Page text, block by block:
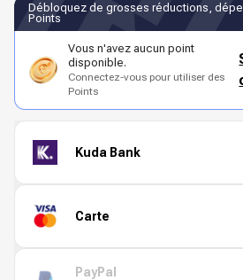
Débloquez de grosses réductions,
Points
Vous n'avez aucun point
disponible.
Connectez-vous pour utiliser des
Points
Kuda Bank
Carte
PayPal